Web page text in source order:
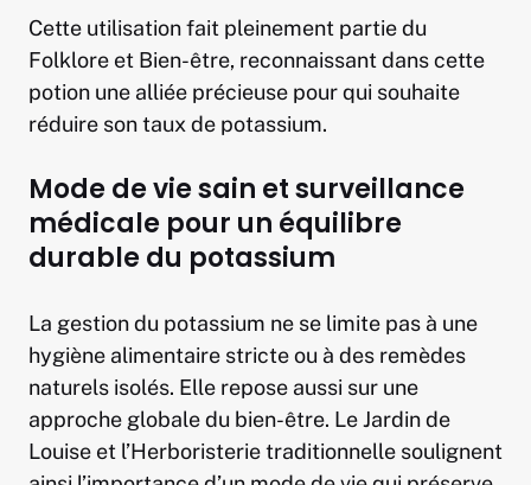
Cette utilisation fait pleinement partie du
Folklore et Bien-être, reconnaissant dans cette
potion une alliée précieuse pour qui souhaite
réduire son taux de potassium.
Mode de vie sain et surveillance
médicale pour un équilibre
durable du potassium
La gestion du potassium ne se limite pas à une
hygiène alimentaire stricte ou à des remèdes
naturels isolés. Elle repose aussi sur une
approche globale du bien-être. Le Jardin de
Louise et l’Herboristerie traditionnelle soulignent